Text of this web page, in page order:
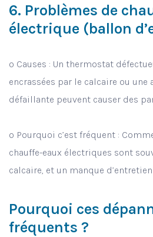
6. Problèmes de
électrique (ballon
o Causes : Un thermostat
encrassées par le calcaire ou
défaillante peuvent causer des
o Pourquoi c’est fréquent :
chauffe-eaux électriques sont
calcaire, et un manque
Pourquoi ces
fréquents ?